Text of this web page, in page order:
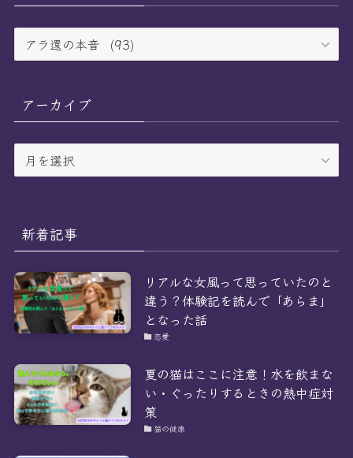
テ
ー
アーカイブ
ー
ブ
新着記事
リアルな女風って思っていたのと
違う？体験記を読んで「あらま」
となった話
恋愛
夏の猫はここに注意！水を飲まな
い・ぐったりするときの熱中症対
策
猫の健康